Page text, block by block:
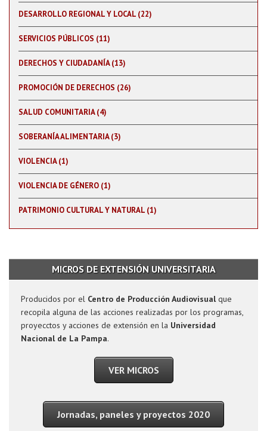
DESARROLLO REGIONAL Y LOCAL (22)
SERVICIOS PÚBLICOS (11)
DERECHOS Y CIUDADANÍA (13)
PROMOCIÓN DE DERECHOS (26)
SALUD COMUNITARIA (4)
SOBERANÍA ALIMENTARIA (3)
VIOLENCIA (1)
VIOLENCIA DE GÉNERO (1)
PATRIMONIO CULTURAL Y NATURAL (1)
MICROS DE EXTENSIÓN UNIVERSITARIA
Producidos por el Centro de Producción Audiovisualque
recopila alguna de las acciones realizadas por los programas,
proyecctos y acciones de extensión en la Universidad
Nacional de La Pampa.
VER MICROS
Jornadas, paneles y proyectos 2020